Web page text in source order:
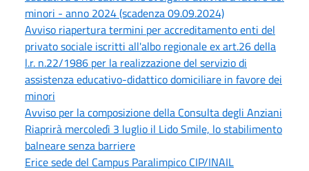
minori - anno 2024 (scadenza 09.09.2024)
Avviso riapertura termini per accreditamento enti del
privato sociale iscritti all'albo regionale ex art.26 della
l.r. n.22/1986 per la realizzazione del servizio di
assistenza educativo-didattico domiciliare in favore dei
minori
Avviso per la composizione della Consulta degli Anziani
Riaprirà mercoledì 3 luglio il Lido Smile, lo stabilimento
balneare senza barriere
Erice sede del Campus Paralimpico CIP/INAIL